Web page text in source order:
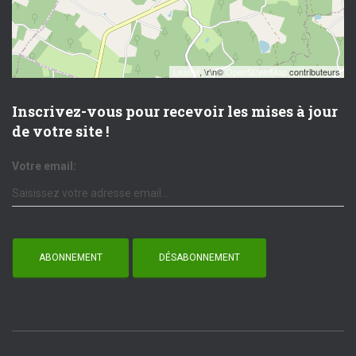
Leaflet, \r\n©OpenStreetMap contributeurs
Inscrivez-vous pour recevoir les mises à jour
de votre site !
Votre email: